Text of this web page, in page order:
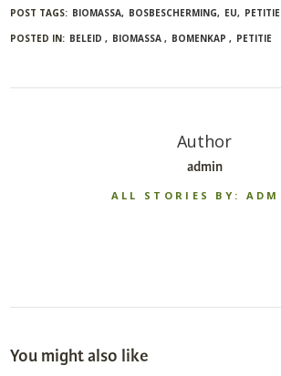
POST TAGS: BIOMASSA BOSBESCHERMING EU
PETITIE
POSTED IN: BELEID BIOMASSA BOMENKAP PETITIE
Author
admin
ALL STORIES BY:
You might also like